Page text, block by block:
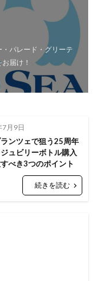
パレード・グリーテ
届け！
月9日
ンツェで狙う25周年
ュビリーボトル購入
べき3つのポイント
続きを読む